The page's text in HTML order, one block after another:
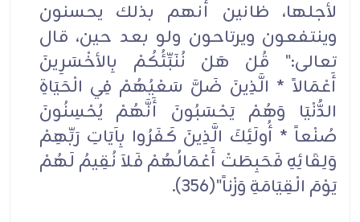
لأجلها، ظانين أنهم بذلك يحسنون
وينتفعون ويرتاحون ولو بعد حين، قال
تعالى:" قُلْ هَلْ نُنَبِّئُكُمْ بِالأخْسَرِينَ
أَعْمَالاً * الَّذِينَ ضَلَّ سَعْيُهُمْ فِي الْحَيَاةِ
الدُّنْيَا وَهُمْ يَحْسَبُونَ أَنَّهُمْ يُحْسِنُونَ
صُنْعاً * أُولَئِكَ الَّذِينَ كَفَرُوا بِآيَاتِ رَبِّهِمْ
وَلِقَائِهِ فَحَبِطَتْ أَعْمَالُهُمْ فَلاَ نُقِيمُ لَهُمْ
يَوْمَ الْقِيَامَةِ وَزْناً"(356).